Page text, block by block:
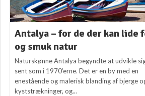
Antalya – for de der kan lide
og smuk natur
Naturskønne Antalya begyndte at udvikle
sent som i 1970’erne. Det er en by med en
enestående og malerisk blanding af bjerge
kyststrækninger, og...